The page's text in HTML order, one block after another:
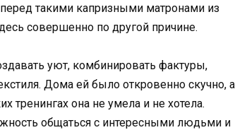
такими капризными матронами из
совершенно по другой причине.
уют, комбинировать фактуры,
Дома ей было откровенно скучно, а
тренингах она не умела и не хотела.
общаться с интересными людьми и